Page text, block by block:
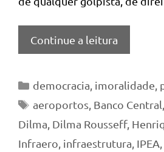
Continue a leitura
Categorias
democracia imoralidade
Tags
aeroportos, Banco Central
Dilma Dilma Rousseff,
Infraero infraestrutura IPEA